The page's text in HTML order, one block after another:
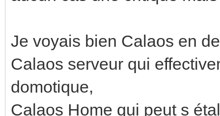
Je voyais bien Calaos en
Calaos serveur qui
domotique,
Calaos Home qui peut s